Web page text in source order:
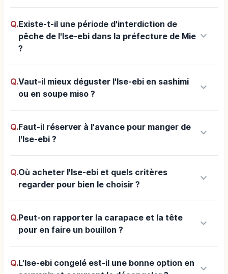
Q.Existe-t-il une période d'interdiction de
pêche de l'Ise-ebi dans la préfecture de Mie
?
keyboard_arrow_down
Q.Vaut-il mieux déguster l'Ise-ebi en sashimi
ou en soupe miso ?
keyboard_arrow_down
Q.Faut-il réserver à l'avance pour manger de
l'Ise-ebi ?
keyboard_arrow_down
Q.Où acheter l'Ise-ebi et quels critères
regarder pour bien le choisir ?
keyboard_arrow_down
Q.Peut-on rapporter la carapace et la tête
pour en faire un bouillon ?
keyboard_arrow_down
Q.L'Ise-ebi congelé est-il une bonne option en
keyboard_arrow_down